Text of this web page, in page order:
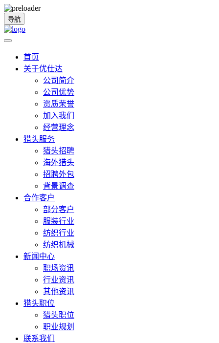
导航
首页
关于优仕达
公司简介
公司优势
资质荣誉
加入我们
经营理念
猎头服务
猎头招聘
海外猎头
招聘外包
背景调查
合作客户
部分客户
服装行业
纺织行业
纺织机械
新闻中心
职场资讯
行业资讯
其他资讯
猎头职位
猎头职位
职业规划
联系我们